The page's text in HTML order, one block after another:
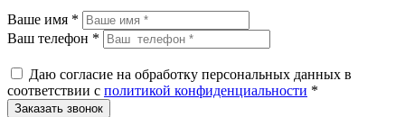
Ваше имя *
Ваш телефон *
Даю согласие на обработку персональных данных в
соответствии с политикой конфиденциальности *